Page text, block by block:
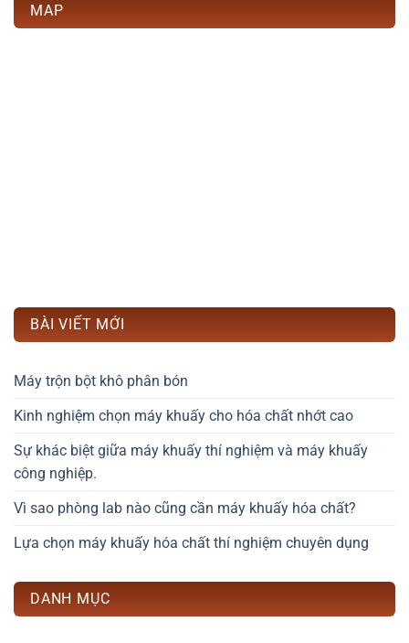
MAP
BÀI VIẾT MỚI
Máy trộn bột khô phân bón
Kinh nghiệm chọn máy khuấy cho hóa chất nhớt cao
Sự khác biệt giữa máy khuấy thí nghiệm và máy khuấy
công nghiệp.
Vì sao phòng lab nào cũng cần máy khuấy hóa chất?
Lựa chọn máy khuấy hóa chất thí nghiệm chuyên dụng
DANH MỤC